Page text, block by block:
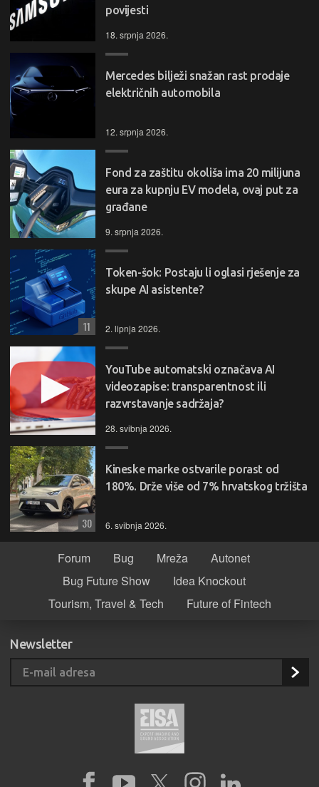
povijesti
18. srpnja 2026.
Mercedes bilježi snažan rast prodaje
električnih automobila
12. srpnja 2026.
Fond za zaštitu okoliša ima 20 milijuna
eura za kupnju EV modela, ovaj put za
građane
9. srpnja 2026.
Token-šok: Postaju li oglasi rješenje za
skupe AI asistente?
2. lipnja 2026.
11
YouTube automatski označava AI
videozapise: transparentnost ili
razvrstavanje sadržaja?
28. svibnja 2026.
Kineske marke ostvarile porast od
180%. Drže više od 7% hrvatskog tržišta
6. svibnja 2026.
30
Forum Bug Mreža
Autonet
Bug Future Show
Idea Knockout
Tourism, Travel & Tech
Future of Fintech
Newsletter